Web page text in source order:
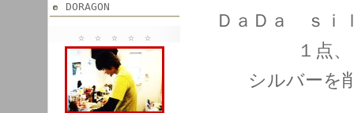
DORAGON
☆ ☆ ☆ ☆ ☆
ＤａＤａ ｓｉ
１点
シルバーを